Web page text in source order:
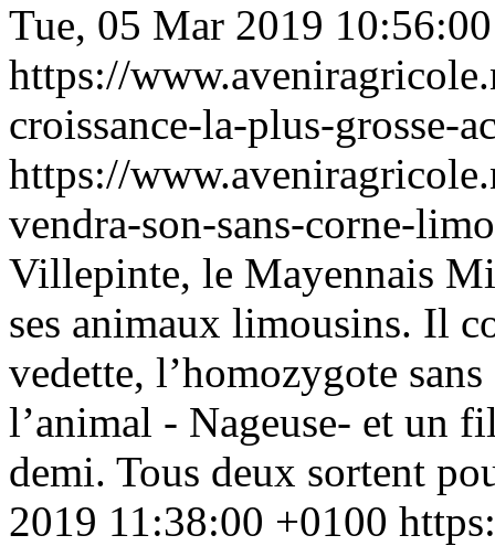
Tue, 05 Mar 2019
https://
croissance-la-plus-grosse-
https://
vendra-son-sans-corne-
Villepinte, le Mayennais
ses animaux limousins. Il
vedette, l’homozygote
l’animal - Nageuse- et un
demi. Tous deux sortent
2019 11:38:00 +0100